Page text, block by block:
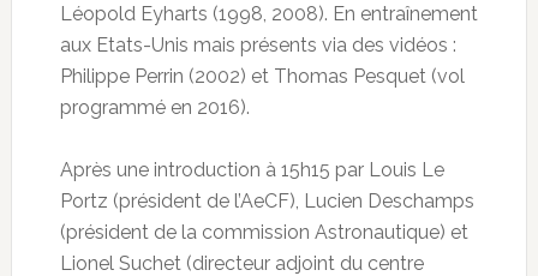
Léopold Eyharts (1998, 2008). En entraînement
aux Etats-Unis mais présents via des vidéos :
Philippe Perrin (2002) et Thomas Pesquet (vol
programmé en 2016).
Après une introduction à 15h15 par Louis Le
Portz (président de l’AeCF), Lucien Deschamps
(président de la commission Astronautique) et
Lionel Suchet (directeur adjoint du centre